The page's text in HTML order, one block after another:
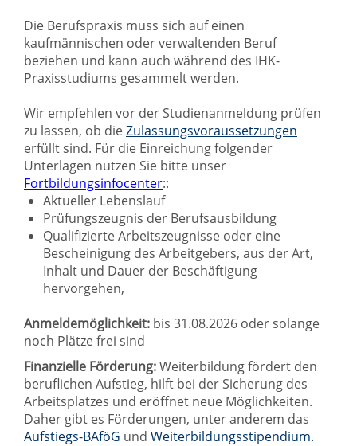
Die Berufspraxis muss sich auf einen
kaufmännischen oder verwaltenden Beruf
beziehen und kann auch während des IHK-
Praxisstudiums gesammelt werden.
Wir empfehlen vor der Studienanmeldung prüfen
zu lassen, ob dieZulassungsvoraussetzungen
erfüllt sind. Für die Einreichung folgender
Unterlagen nutzen Sie bitte unser
Fortbildungsinfocenter::
Aktueller Lebenslauf
Prüfungszeugnis der Berufsausbildung
Qualifizierte Arbeitszeugnisse oder eine
Bescheinigung des Arbeitgebers, aus der Art,
Inhalt und Dauer der Beschäftigung
hervorgehen,
Anmeldemöglichkeit: bis 31.08.2026 oder solange
noch Plätze frei sind
Finanzielle Förderung:Weiterbildung fördert den
beruflichen Aufstieg, hilft bei der Sicherung des
Arbeitsplatzes und eröffnet neue Möglichkeiten.
Daher gibt es Förderungen, unter anderem das
Aufstiegs-BAföG und Weiterbildungsstipendium.